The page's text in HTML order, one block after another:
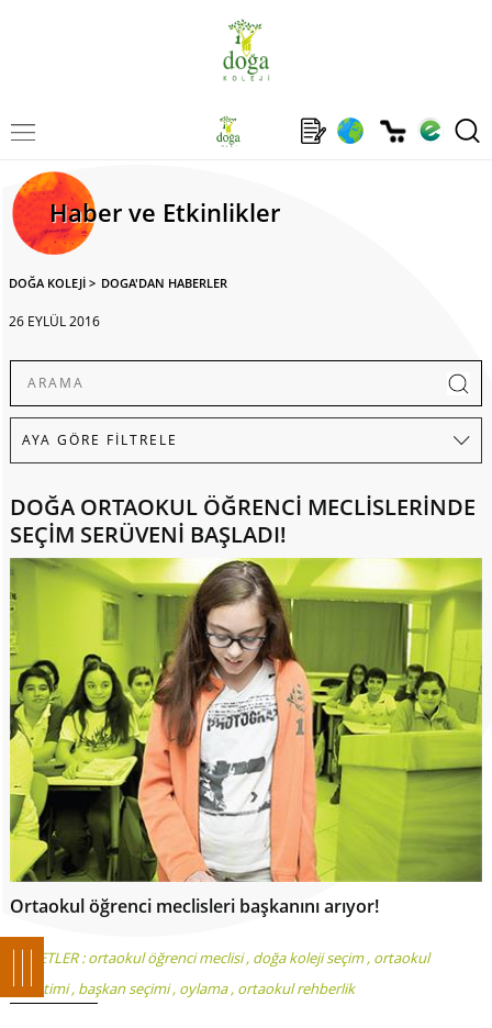
Haber ve Etkinlikler
DOĞA KOLEJİ > DOGA'DAN HABERLER
26 EYLÜL 2016
DOĞA ORTAOKUL ÖĞRENCİ MECLİSLERİNDE
SEÇİM SERÜVENİ BAŞLADI!
Ortaokul öğrenci meclisleri başkanını arıyor!
ETİKETLER :ortaokul öğrenci meclisi, doğa koleji seçim, ortaokul
yönetimi, başkan seçimi, oylama, ortaokul rehberlik